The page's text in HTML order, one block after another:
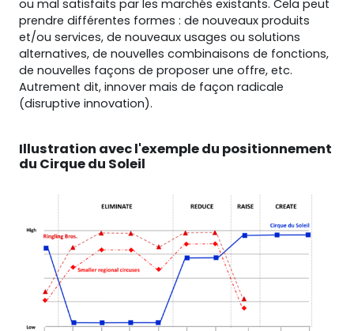
ou mal satisfaits par les marchés existants. Cela peut
prendre différentes formes : de nouveaux produits
et/ou services, de nouveaux usages ou solutions
alternatives, de nouvelles combinaisons de fonctions,
de nouvelles façons de proposer une offre, etc.
Autrement dit, innover mais de façon radicale
(disruptive innovation).
Illustration avec l'exemple du positionnement
du Cirque du Soleil